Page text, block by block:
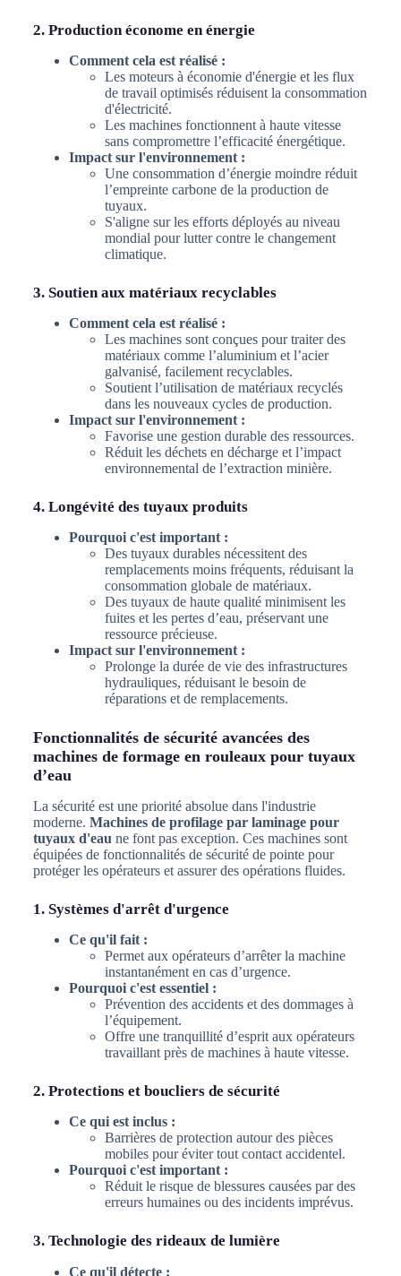
2. Production économe en énergie
Comment cela est réalisé :
Les moteurs à économie d'énergie et les flux
de travail optimisés réduisent la consommation
d'électricité.
Les machines fonctionnent à haute vitesse
sans compromettre l’efficacité énergétique.
Impact sur l'environnement :
Une consommation d’énergie moindre réduit
l’empreinte carbone de la production de
tuyaux.
S'aligne sur les efforts déployés au niveau
mondial pour lutter contre le changement
climatique.
3. Soutien aux matériaux recyclables
Comment cela est réalisé :
Les machines sont conçues pour traiter des
matériaux comme l’aluminium et l’acier
galvanisé, facilement recyclables.
Soutient l’utilisation de matériaux recyclés
dans les nouveaux cycles de production.
Impact sur l'environnement :
Favorise une gestion durable des ressources.
Réduit les déchets en décharge et l’impact
environnemental de l’extraction minière.
4. Longévité des tuyaux produits
Pourquoi c'est important :
Des tuyaux durables nécessitent des
remplacements moins fréquents, réduisant la
consommation globale de matériaux.
Des tuyaux de haute qualité minimisent les
fuites et les pertes d’eau, préservant une
ressource précieuse.
Impact sur l'environnement :
Prolonge la durée de vie des infrastructures
hydrauliques, réduisant le besoin de
réparations et de remplacements.
Fonctionnalités de sécurité avancées des
machines de formage en rouleaux pour tuyaux
d’eau
La sécurité est une priorité absolue dans l'industrie
moderne. Machines de profilage par laminage pour
tuyaux d'eau ne font pas exception. Ces machines sont
équipées de fonctionnalités de sécurité de pointe pour
protéger les opérateurs et assurer des opérations fluides.
1. Systèmes d'arrêt d'urgence
Ce qu'il fait :
Permet aux opérateurs d’arrêter la machine
instantanément en cas d’urgence.
Pourquoi c'est essentiel :
Prévention des accidents et des dommages à
l’équipement.
Offre une tranquillité d’esprit aux opérateurs
travaillant près de machines à haute vitesse.
2. Protections et boucliers de sécurité
Ce qui est inclus :
Barrières de protection autour des pièces
mobiles pour éviter tout contact accidentel.
Pourquoi c'est important :
Réduit le risque de blessures causées par des
erreurs humaines ou des incidents imprévus.
3. Technologie des rideaux de lumière
Ce qu'il détecte :